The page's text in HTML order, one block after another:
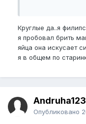
полностью
и кожу сильно
получается
Вот отсюда и
Круглые да..я
я пробовал брить
яйца она искусает
я в общем по
Andruha123
Опубликовано